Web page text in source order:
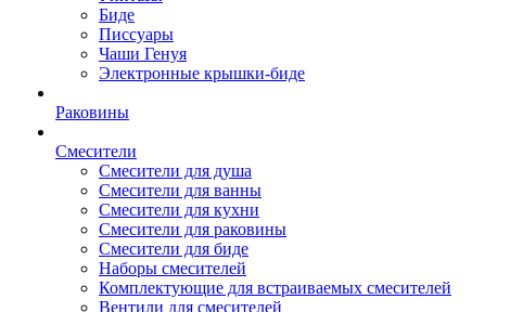
Биде
Писсуары
Чаши Генуя
Электронные крышки-биде
Раковины
Смесители
Смесители для душа
Смесители для ванны
Смесители для кухни
Смесители для раковины
Смесители для биде
Наборы смесителей
Комплектующие для встраиваемых смесителей
Вентили для смесителей